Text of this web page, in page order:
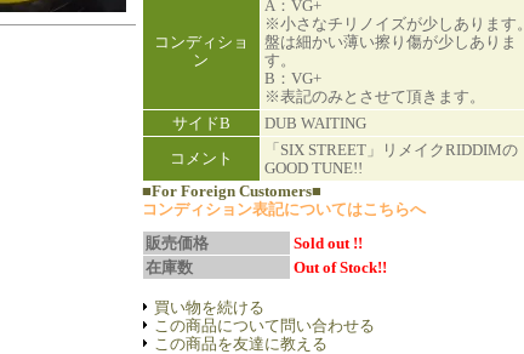
コンディショ
ン
A：VG+
※小さなチリノイズが少しあります。
盤は細かい薄い擦り傷が少しありま
す。
B：VG+
※表記のみとさせて頂きます。
サイドB
DUB WAITING
コメント
「SIX STREET」リメイクRIDDIMの
GOOD TUNE!!
■For Foreign Customers■
コンディション表記についてはこちらへ
販売価格
Sold out !!
在庫数
Out of Stock!!
買い物を続ける
この商品について問い合わせる
この商品を友達に教える